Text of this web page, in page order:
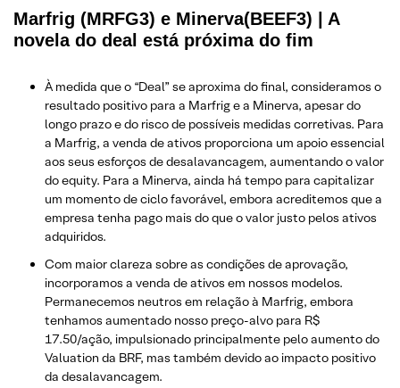
Marfrig (MRFG3) e Minerva(BEEF3) | A
novela do deal está próxima do fim
À medida que o “Deal” se aproxima do final, consideramos o
resultado positivo para a Marfrig e a Minerva, apesar do
longo prazo e do risco de possíveis medidas corretivas. Para
a Marfrig, a venda de ativos proporciona um apoio essencial
aos seus esforços de desalavancagem, aumentando o valor
do equity. Para a Minerva, ainda há tempo para capitalizar
um momento de ciclo favorável, embora acreditemos que a
empresa tenha pago mais do que o valor justo pelos ativos
adquiridos.
Com maior clareza sobre as condições de aprovação,
incorporamos a venda de ativos em nossos modelos.
Permanecemos neutros em relação à Marfrig, embora
tenhamos aumentado nosso preço-alvo para R$
17.50/ação, impulsionado principalmente pelo aumento do
Valuation da BRF, mas também devido ao impacto positivo
da desalavancagem.